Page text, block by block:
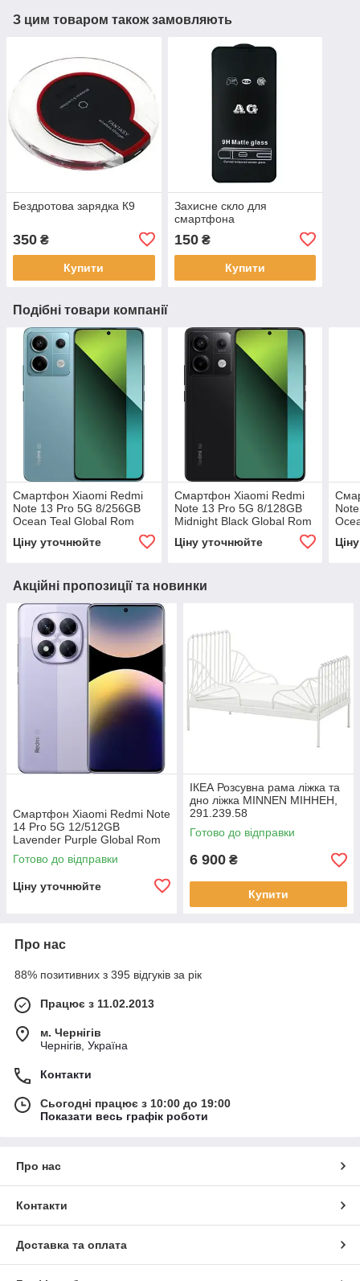
З цим товаром також замовляють
Бездротова зарядка К9
350 ₴
Купити
Захисне скло для
смартфона
150₴
Купити
Подібні товари компанії
Смартфон Xiaomi Redmi
Note 13 Pro 5G 8/256GB
Ocean Teal Global Rom
Ціну уточнюйте
Смартфон Xiaomi Redmi
Note 13 Pro 5G 8/128GB
Midnight Black Global Rom
Ціну уточнюйте
Акційні пропозиції та новинки
Смартфон Xiaomi Redmi Note
14 Pro 5G 12/512GB
Lavender Purple Global Rom
Готово до відправки
Ціну уточнюйте
ІКЕА Розсувна рама ліжка та
дно ліжка MINNEN МІННЕН,
291.239.58
Готово до відправки
6 900 ₴
Купити
Про нас
88% позитивних з 395 відгуків за рік
Працює з 11.02.2013
м. Чернігів
Чернігів, Україна
Контакти
Сьогодні працює з 10:00 до 19:00
Показати весь графік роботи
Про нас
Контакти
Доставка та оплата